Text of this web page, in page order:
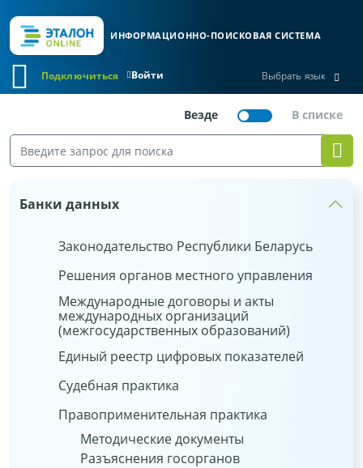
ИНФОРМАЦИОННО-ПОИСКОВАЯ СИСТЕМА
Войти
Подключиться Выбрать язык
Банки данных
Законодательство Республики Беларусь
Решения органов местного управления
Международные договоры и акты
международных организаций
(межгосударственных образований)
Единый реестр цифровых показателей
Судебная практика
Правоприменительная практика
Методические документы
Разъяснения госорганов